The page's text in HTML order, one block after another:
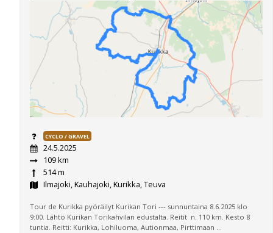
CYCLO / GRAVEL
24.5.2025
109 km
514 m
Ilmajoki, Kauhajoki, Kurikka, Teuva
Tour de Kurikka pyöräilyt Kurikan Tori --- sunnuntaina 8.6.2025 klo
9:00. Lähtö Kurikan Torikahvilan edustalta. Reitit n. 110 km. Kesto 8
tuntia. Reitti: Kurikka, Lohiluoma, Autionmaa, Pirttimaan ...